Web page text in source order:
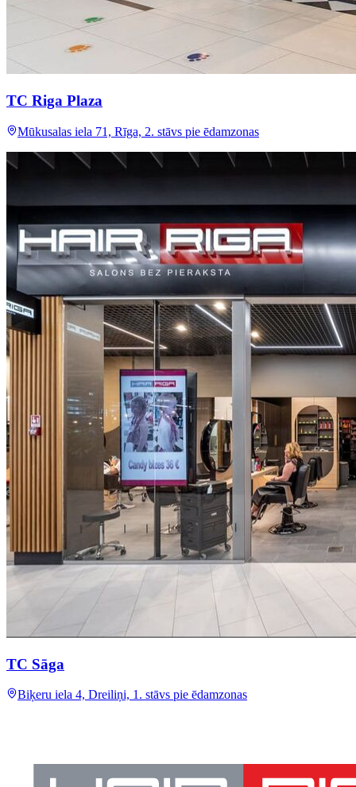
TC Riga Plaza
Mūkusalas iela 71, Rīga, 2. stāvs pie ēdamzonas
TC Sāga
Biķeru iela 4, Dreiliņi, 1. stāvs pie ēdamzonas